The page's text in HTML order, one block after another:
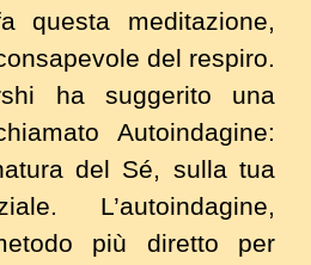
questa meditazione,
del respiro.
ha suggerito una
Autoindagine:
del Sé, sulla tua
L’autoindagine,
più diretto per